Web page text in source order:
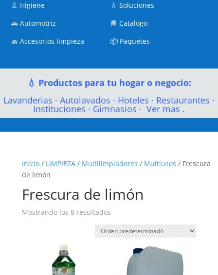
🚿 Higiene
🚗Automotriz
🧽Accesorios limpieza
💧Soluciones
📘Catalogo
📦 Paquetes
💧 Productos para tu hogar o negocio:
Lavanderias · Autolavados · Hoteles · Restaurantes ·
Instituciones · Gimnasios · Ver mas .
Inicio/ LIMPIEZA/ Multilimpiadores / Multiusos / Frescura
de limón
Frescura de limón
Mostrando los 8 resultados